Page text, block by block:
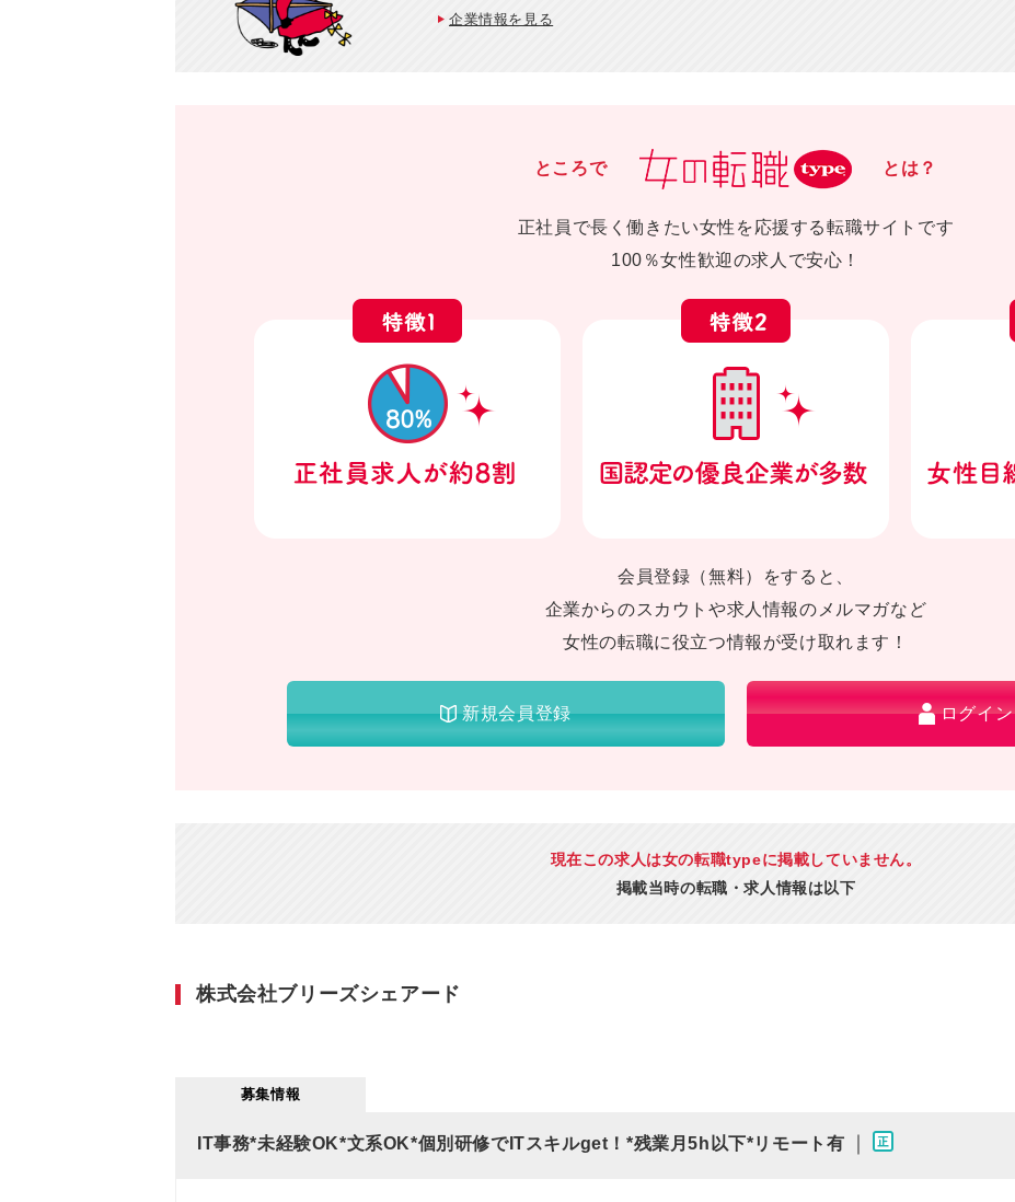
企業情報を見る
ところで とは？
正社員で長く働きたい女性を応援する転職サイトです
100％女性歓迎の求人で安心！
会員登録（無料）をすると、
企業からのスカウトや求人情報のメルマガなど
女性の転職に役立つ情報が受け取れます！
新規会員登録 ログイン
現在この求人は女の転職typeに掲載していません。
掲載当時の転職・求人情報は以下
株式会社ブリーズシェアード
募集情報
IT事務*未経験OK*文系OK*個別研修でITスキルget！*残業月5h以下*リモート有